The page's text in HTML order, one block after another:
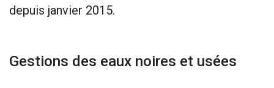
depuis janvier 2015.
Gestions des eaux noires et usées